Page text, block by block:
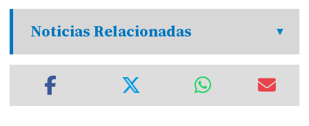
Noticias Relacionadas